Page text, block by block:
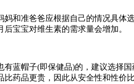
和准爸爸应根据自己的情况具
宝宝对维生素的需求量会增加。
蓝帽子(即保健品)的，建议选择
药品更贵，因此从安全性和性价